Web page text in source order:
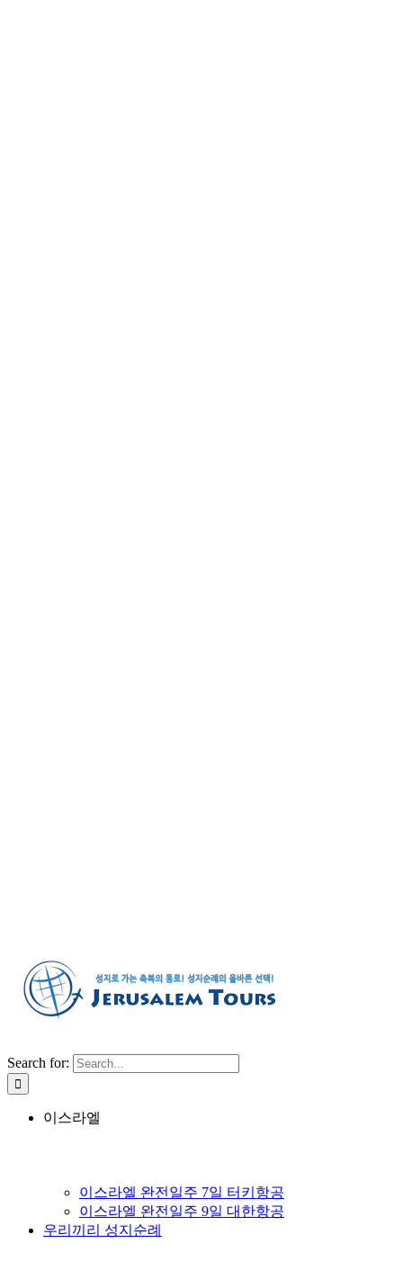
Search for:
이스라엘
이스라엘 완전일주 7일 터키항공
이스라엘 완전일주 9일 대한항공
우리끼리 성지순례